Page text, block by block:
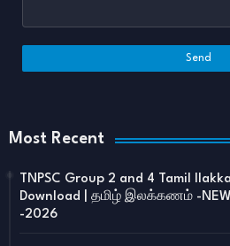
Most Recent
TNPSC Group 2 and 4 Tamil
Download | தமிழ் இலக்கணம் -NEW
-2026